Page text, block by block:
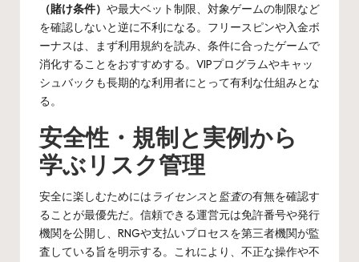
（賭け条件） や最大ベット制限、対象ゲームの制限など
を確認しないと逆に不利になる。フリースピンや入金ボ
ーナスは、まず利用規約を読み、条件に合ったゲームで
消化することをおすすめする。VIPプログラムやキャッ
シュバックも長期的な利用者にとって有利な仕組みとな
る。
安全性・規制と実例から
学ぶリスク管理
安全に楽しむためには ライセンス と 監査の有無を確認す
ることが最優先だ。信頼できる運営元は免許番号や発行
機関を公開し、RNGや支払いプロセスを第三者機関が監
査している旨を明示する。これにより、不正な操作や不